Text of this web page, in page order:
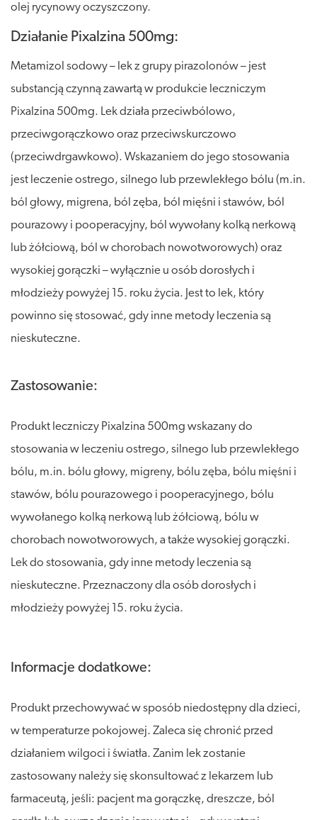
olej rycynowy oczyszczony.
Działanie Pixalzina 500mg:
Metamizol sodowy – lek z grupy pirazolonów – jest
substancją czynną zawartą w produkcie leczniczym
Pixalzina 500mg. Lek działa przeciwbólowo,
przeciwgorączkowo oraz przeciwskurczowo
(przeciwdrgawkowo). Wskazaniem do jego stosowania
jest leczenie ostrego, silnego lub przewlekłego bólu (m.in.
ból głowy, migrena, ból zęba, ból mięśni i stawów, ból
pourazowy i pooperacyjny, ból wywołany kolką nerkową
lub żółciową, ból w chorobach nowotworowych) oraz
wysokiej gorączki – wyłącznie u osób dorosłych i
młodzieży powyżej 15. roku życia. Jest to lek, który
powinno się stosować, gdy inne metody leczenia są
nieskuteczne.
Zastosowanie:
Produkt leczniczy Pixalzina 500mg wskazany do
stosowania w leczeniu ostrego, silnego lub przewlekłego
bólu, m.in. bólu głowy, migreny, bólu zęba, bólu mięśni i
stawów, bólu pourazowego i pooperacyjnego, bólu
wywołanego kolką nerkową lub żółciową, bólu w
chorobach nowotworowych, a także wysokiej gorączki.
Lek do stosowania, gdy inne metody leczenia są
nieskuteczne. Przeznaczony dla osób dorosłych i
młodzieży powyżej 15. roku życia.
Informacje dodatkowe:
Produkt przechowywać w sposób niedostępny dla dzieci,
w temperaturze pokojowej. Zaleca się chronić przed
działaniem wilgoci i światła. Zanim lek zostanie
zastosowany należy się skonsultować z lekarzem lub
farmaceutą, jeśli: pacjent ma gorączkę, dreszcze, ból